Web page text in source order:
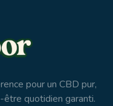
pour un CBD pur,
quotidien garanti.